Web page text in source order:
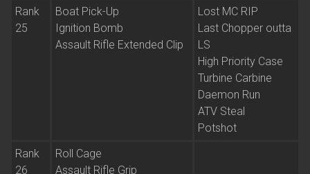
Rank
25
Boat Pick-Up
Ignition Bomb
Assault Rifle Extended Clip
Lost MC RIP
Last Chopper outta
LS
High Priority Case
Turbine Carbine
Daemon Run
ATV Steal
Potshot
Rank
26
Roll Cage
Assault Rifle Grip